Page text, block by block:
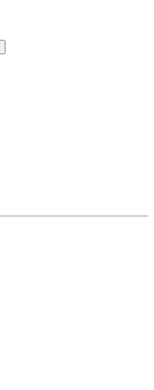
สต์ขายบ้าน รับจ้างโพสต์อสัง
อันดับ1 การโพสต์ขายอสังหา
ด ติดGoogleหน้าแรกได้จริงๆ
าโพสต์ เชื่อถือได้จริง รับ
ละดีที่สุด ไม่มีค่านายหน้า
การขายได้มากกว่า ที่เดียว ที่